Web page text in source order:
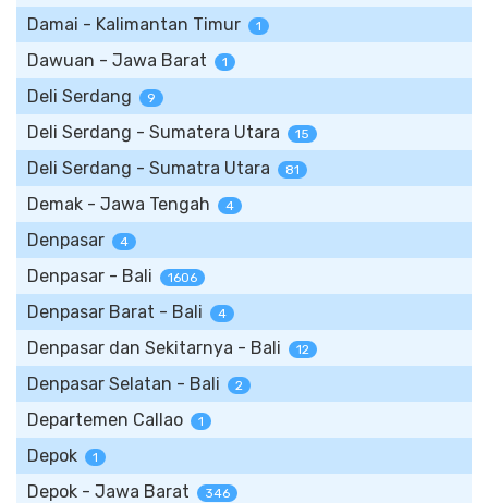
Damai - Kalimantan Timur 1
Dawuan - Jawa Barat 1
Deli Serdang 9
Deli Serdang - Sumatera Utara 15
Deli Serdang - Sumatra Utara 81
Demak - Jawa Tengah 4
Denpasar 4
Denpasar - Bali 1606
Denpasar Barat - Bali 4
Denpasar dan Sekitarnya - Bali 12
Denpasar Selatan - Bali 2
Departemen Callao 1
Depok 1
Depok - Jawa Barat 346